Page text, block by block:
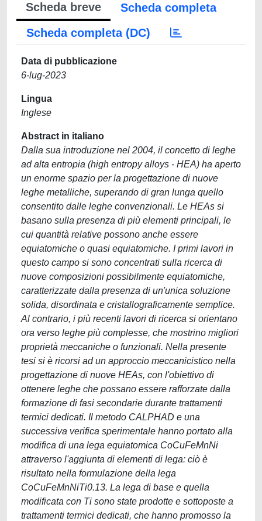
Scheda breve
Scheda completa
Scheda completa (DC)
Data di pubblicazione
6-lug-2023
Lingua
Inglese
Abstract in italiano
Dalla sua introduzione nel 2004, il concetto di leghe
ad alta entropia (high entropy alloys - HEA) ha aperto
un enorme spazio per la progettazione di nuove
leghe metalliche, superando di gran lunga quello
consentito dalle leghe convenzionali. Le HEAs si
basano sulla presenza di più elementi principali, le
cui quantità relative possono anche essere
equiatomiche o quasi equiatomiche. I primi lavori in
questo campo si sono concentrati sulla ricerca di
nuove composizioni possibilmente equiatomiche,
caratterizzate dalla presenza di un'unica soluzione
solida, disordinata e cristallograficamente semplice.
Al contrario, i più recenti lavori di ricerca si orientano
ora verso leghe più complesse, che mostrino migliori
proprietà meccaniche o funzionali. Nella presente
tesi si è ricorsi ad un approccio meccanicistico nella
progettazione di nuove HEAs, con l'obiettivo di
ottenere leghe che possano essere rafforzate dalla
formazione di fasi secondarie durante trattamenti
termici dedicati. Il metodo CALPHAD e una
successiva verifica sperimentale hanno portato alla
modifica di una lega equiatomica CoCuFeMnNi
attraverso l'aggiunta di elementi di lega: ciò è
risultato nella formulazione della lega
CoCuFeMnNiTi0.13. La lega di base e quella
modificata con Ti sono state prodotte e sottoposte a
trattamenti termici dedicati, che hanno promosso la